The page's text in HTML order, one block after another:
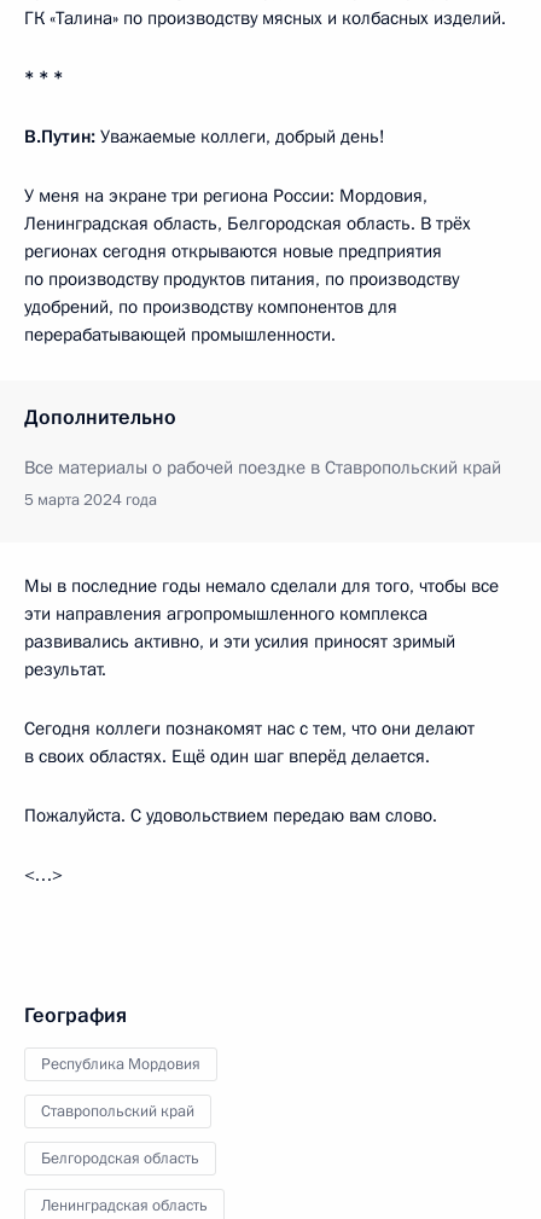
ГК «Талина» по производству мясных и колбасных изделий.
* * *
В.Путин: Уважаемые коллеги, добрый день!
У меня на экране три региона России: Мордовия,
Ленинградская область, Белгородская область. В трёх
регионах сегодня открываются новые предприятия
по производству продуктов питания, по производству
удобрений, по производству компонентов для
перерабатывающей промышленности.
Дополнительно
Все материалы о рабочей поездке в Ставропольский край
5 марта 2024 года
Мы в последние годы немало сделали для того, чтобы все
эти направления агропромышленного комплекса
развивались активно, и эти усилия приносят зримый
результат.
Сегодня коллеги познакомят нас с тем, что они делают
в своих областях. Ещё один шаг вперёд делается.
Пожалуйста. С удовольствием передаю вам слово.
<…>
География
Республика Мордовия
Ставропольский край
Белгородская область
Ленинградская область